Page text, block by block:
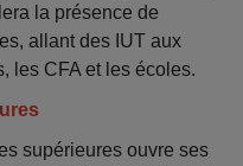
la présence de
allant des IUT aux
les CFA et les écoles.
supérieures ouvre ses